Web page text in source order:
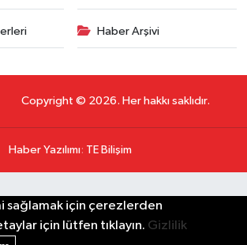
Haber Arşivi
Copyright © 2026. Her hakkı saklıdır.
Haber Yazılımı: TE Bilişim
sağlamak için çerezlerden
için lütfen tıklayın. Gizlilik